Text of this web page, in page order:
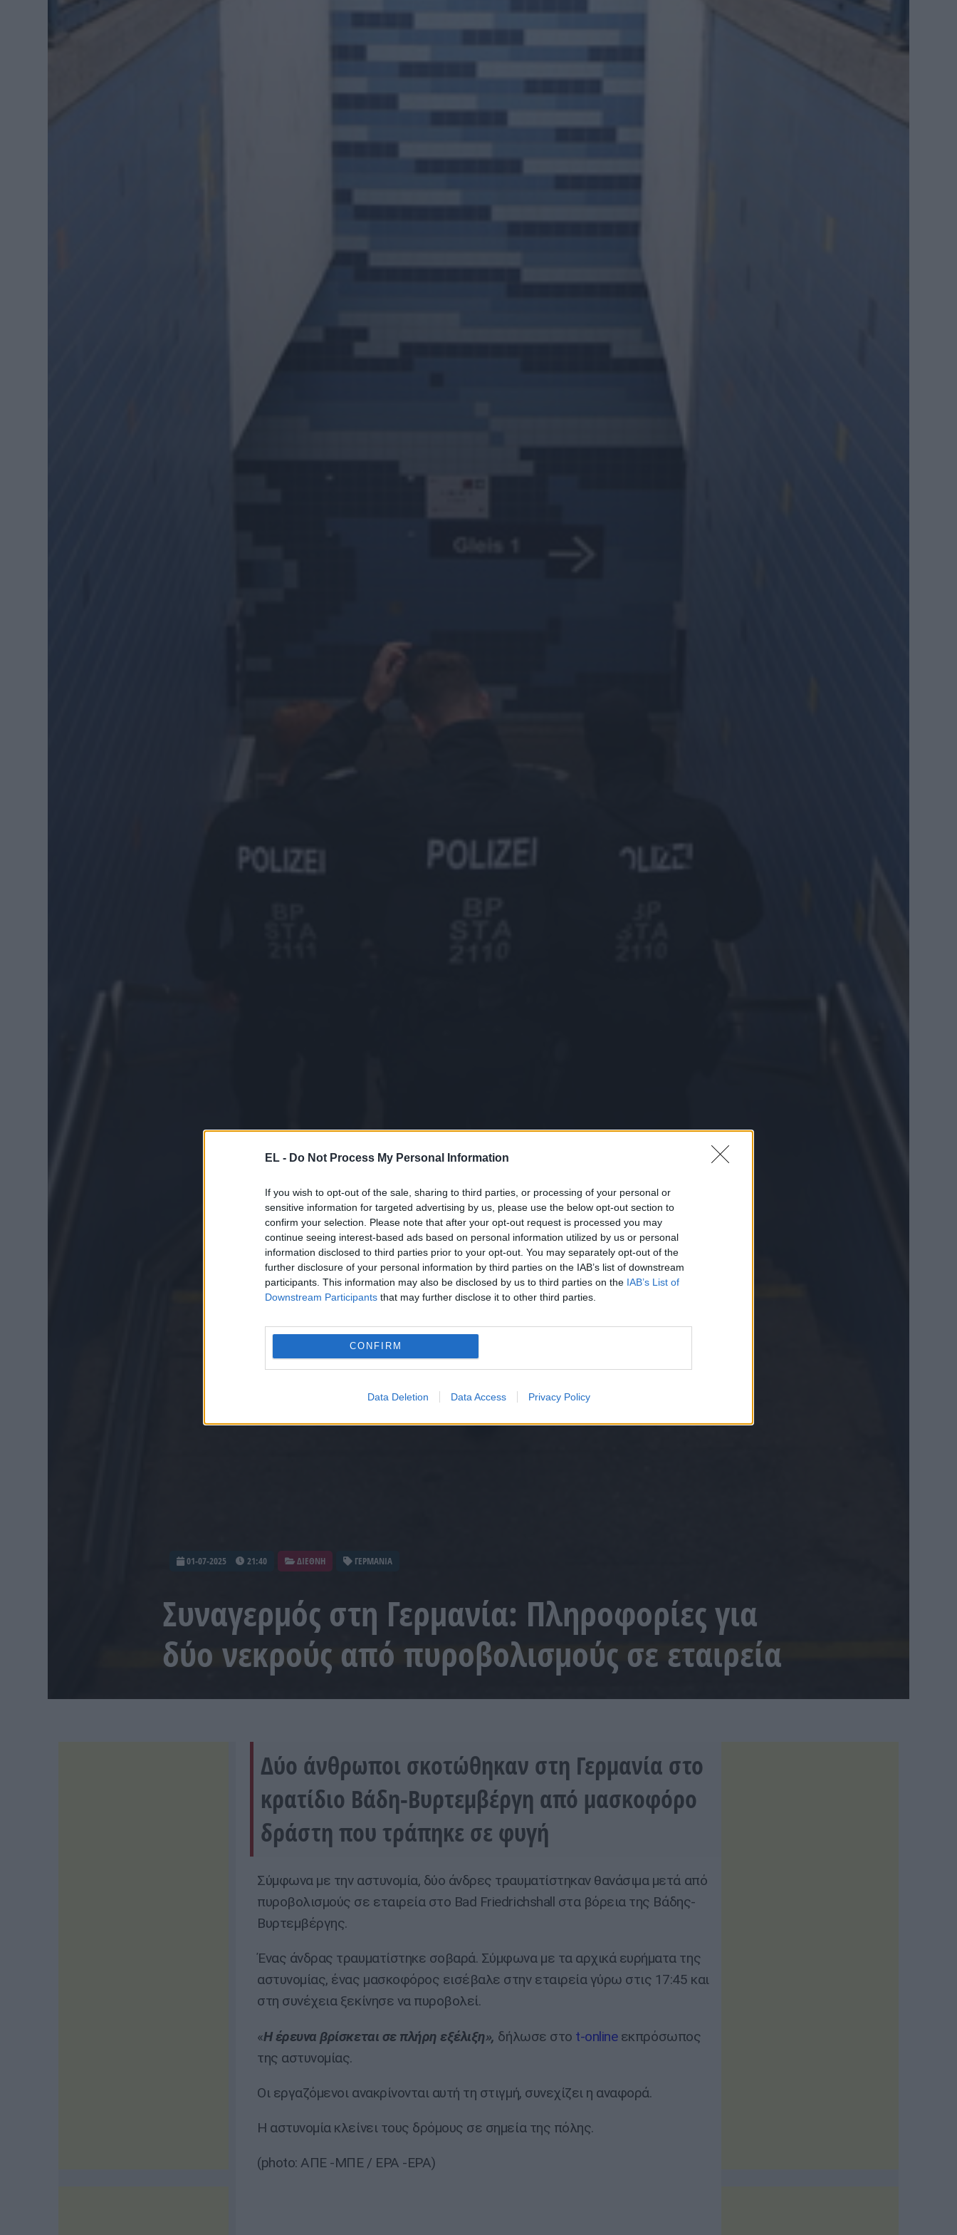
EL - Do Not Process My Personal Information
If you wish to opt-out of the sale, sharing to third parties, or processing of your personal or
sensitive information for targeted advertising by us, please use the below opt-out section to
confirm your selection. Please note that after your opt-out request is processed you may
continue seeing interest-based ads based on personal information utilized by us or personal
information disclosed to third parties prior to your opt-out. You may separately opt-out of the
further disclosure of your personal information by third parties on the IAB’s list of downstream
participants. This information may also be disclosed by us to third parties on the IAB’s List of
Downstream Participants that may further disclose it to other third parties.
CONFIRM
Data Deletion Data Access Privacy Policy
01-07-2025 21:40 ΔΙΕΘΝΗ ΓΕΡΜΑΝΙΑ
Συναγερμός στη Γερμανία: Πληροφορίες για
δύο νεκρούς από πυροβολισμούς σε εταιρεία
Δύο άνθρωποι σκοτώθηκαν στη Γερμανία στο
κρατίδιο Βάδη-Βυρτεμβέργη από μασκοφόρο
δράστη που τράπηκε σε φυγή
Σύμφωνα με την αστυνομία, δύο άνδρες τραυματίστηκαν θανάσιμα μετά από
πυροβολισμούς σε εταιρεία στο Bad Friedrichshall στα βόρεια της Βάδης-
Βυρτεμβέργης.
Ένας άνδρας τραυματίστηκε σοβαρά. Σύμφωνα με τα αρχικά ευρήματα της
αστυνομίας, ένας μασκοφόρος εισέβαλε στην εταιρεία γύρω στις 17:45 και
στη συνέχεια ξεκίνησε να πυροβολεί.
«Η έρευνα βρίσκεται σε πλήρη εξέλιξη», δήλωσε στο t-onlineεκπρόσωπος
της αστυνομίας.
Οι εργαζόμενοι ανακρίνονται αυτή τη στιγμή, συνεχίζει η αναφορά.
Η αστυνομία κλείνει τους δρόμους σε σημεία της πόλης.
(photo: ΑΠΕ -ΜΠΕ / EPA -EPA)